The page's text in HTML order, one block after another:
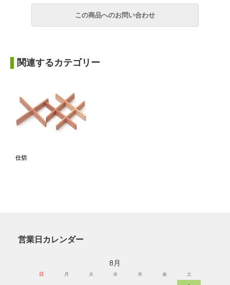
関連するカテゴリー
仕切
営業日カレンダー
8月
日 月 火 水 木 金 土